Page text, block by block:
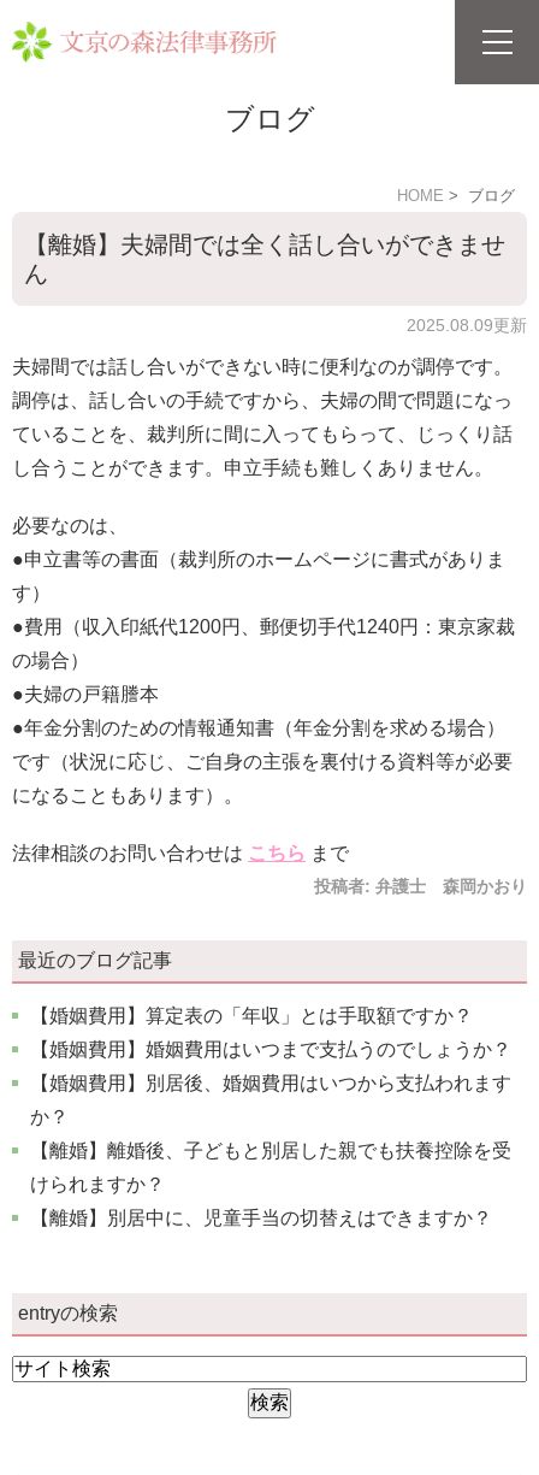
ブログ
HOME ブログ
【離婚】夫婦間では全く話し合いができませ
ん
2025.08.09更新
夫婦間では話し合いができない時に便利なのが調停です。
調停は、話し合いの手続ですから、夫婦の間で問題になっ
ていることを、裁判所に間に入ってもらって、じっくり話
し合うことができます。申立手続も難しくありません。
必要なのは、
●申立書等の書面（裁判所のホームページに書式がありま
す）
●費用（収入印紙代1200円、郵便切手代1240円：東京家裁
の場合）
●夫婦の戸籍謄本
●年金分割のための情報通知書（年金分割を求める場合）
です（状況に応じ、ご自身の主張を裏付ける資料等が必要
になることもあります）。
法律相談のお問い合わせは こちら まで
投稿者: 弁護士 森岡かおり
最近のブログ記事
【婚姻費用】算定表の「年収」とは手取額ですか？
【婚姻費用】婚姻費用はいつまで支払うのでしょうか？
【婚姻費用】別居後、婚姻費用はいつから支払われます
か？
【離婚】離婚後、子どもと別居した親でも扶養控除を受
けられますか？
【離婚】別居中に、児童手当の切替えはできますか？
entryの検索